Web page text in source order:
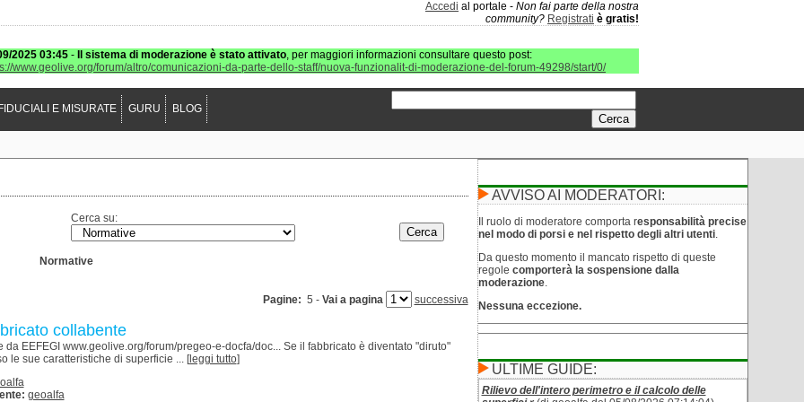
Accedi al portale - Non fai parte della nostra
community? Registrati è gratis!
2025 03:45 - Il sistema di moderazione è stato attivato, per maggiori informazioni consultare questo post:
www.geolive.org/forum/altro/comunicazioni-da-parte-dello-staff/nuova-funzionalit-di-moderazione-del-forum-49298/start/0/
E MISURATE GURU BLOG
Cerca su:
Normative
Pagine: 5 - Vai a pagina successiva
collabente
EEFEGI www.geolive.org/forum/pregeo-e-docfa/doc... Se il fabbricato è diventato "diruto"
le sue caratteristiche di superficie ... [leggi tutto]
geoalfa
AVVISO AI MODERATORI:
Il ruolo di moderatore comporta responsabilità precise
nel modo di porsi e nel rispetto degli altri utenti.
Da questo momento il mancato rispetto di queste
regole comporterà la sospensione dalla
moderazione.
Nessuna eccezione.
ULTIME GUIDE:
Rilievo dell'intero perimetro e il calcolo delle